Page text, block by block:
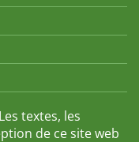
textes, les
de ce site web